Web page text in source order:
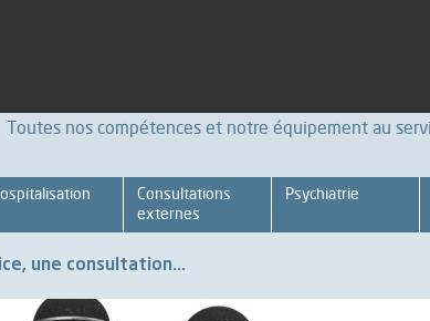
Toutes nos compétences et notre équipement au
Consultations
externes
Psychiatrie
une consultation...